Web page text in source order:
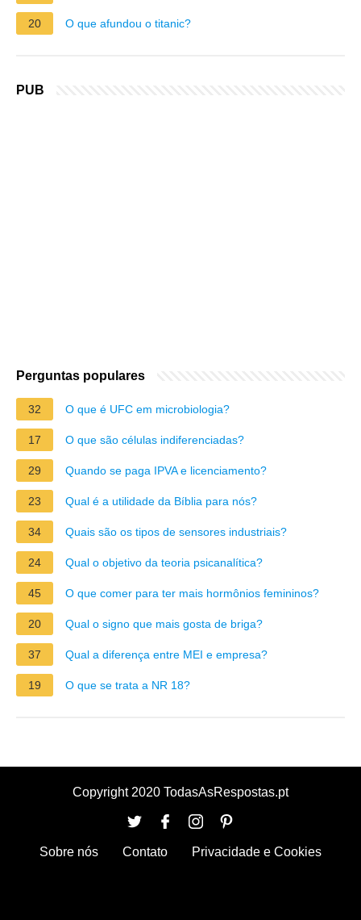
20 O que afundou o titanic?
PUB
Perguntas populares
32 O que é UFC em microbiologia?
17 O que são células indiferenciadas?
29 Quando se paga IPVA e licenciamento?
23 Qual é a utilidade da Bíblia para nós?
34 Quais são os tipos de sensores industriais?
24 Qual o objetivo da teoria psicanalítica?
45 O que comer para ter mais hormônios femininos?
20 Qual o signo que mais gosta de briga?
37 Qual a diferença entre MEI e empresa?
19 O que se trata a NR 18?
Copyright 2020 TodasAsRespostas.pt
Sobre nós Contato Privacidade e Cookies